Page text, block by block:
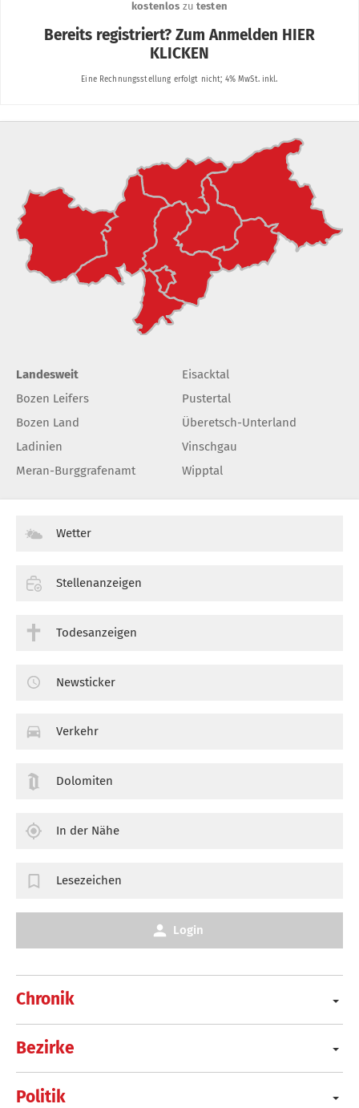
Landesweit
Bozen Leifers
Bozen Land
Ladinien
Meran-Burggrafenamt
Eisacktal
Pustertal
Überetsch-Unterland
Vinschgau
Wipptal
Chronik
Bezirke
Politik
Wetter
Stellenanzeigen
Todesanzeigen
Newsticker
Verkehr
Dolomiten
In der Nähe
Lesezeichen
Login